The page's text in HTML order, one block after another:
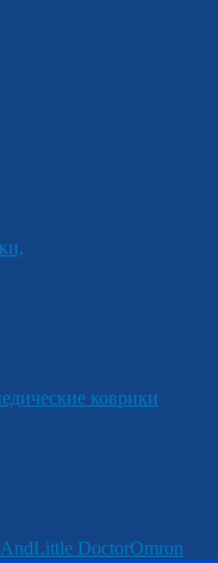
коврики
AndLittle DoctorOmron